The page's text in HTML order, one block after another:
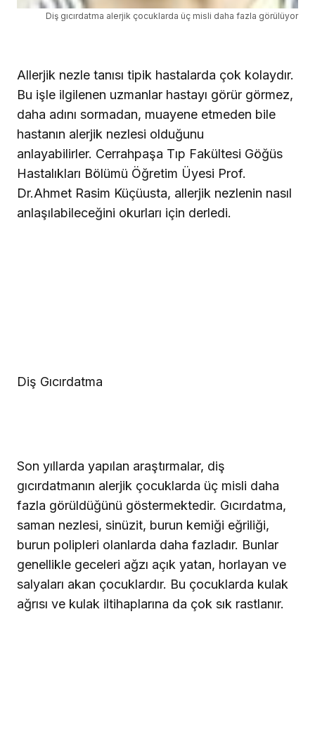
Diş gıcırdatma alerjik çocuklarda üç misli daha fazla görülüyor
Allerjik nezle tanısı tipik hastalarda çok kolaydır.
Bu işle ilgilenen uzmanlar hastayı görür görmez,
daha adını sormadan, muayene etmeden bile
hastanın alerjik nezlesi olduğunu
anlayabilirler. Cerrahpaşa Tıp Fakültesi Göğüs
Hastalıkları Bölümü Öğretim Üyesi Prof.
Dr.Ahmet Rasim Küçüusta, allerjik nezlenin nasıl
anlaşılabileceğini okurları için derledi.
Diş Gıcırdatma
Son yıllarda yapılan araştırmalar, diş
gıcırdatmanın alerjik çocuklarda üç misli daha
fazla görüldüğünü göstermektedir. Gıcırdatma,
saman nezlesi, sinüzit, burun kemiği eğriliği,
burun polipleri olanlarda daha fazladır. Bunlar
genellikle geceleri ağzı açık yatan, horlayan ve
salyaları akan çocuklardır. Bu çocuklarda kulak
ağrısı ve kulak iltihaplarına da çok sık rastlanır.